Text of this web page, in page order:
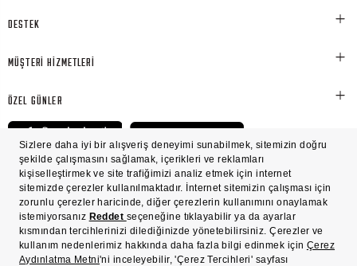
DESTEK
MÜŞTERİ HİZMETLERİ
ÖZEL GÜNLER
© Victoria's Secret Shaya Mağazacılık A.Ş. Franchise lisansı aracılığıyla işletilen ticari
markasıdır. Her hakkı saklıdır.
Süreç Bazlı Müşteri Aydınlatma Metni
Üyelik ve Gizlilik Sözleşmesi
İşlem Rehberi